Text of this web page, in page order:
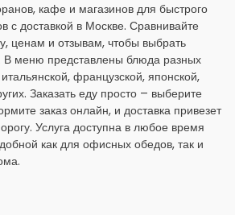
кафе и магазинов для быстрого
с доставкой в Москве. Сравнивайте
ценам и отзывам, чтобы выбрать
меню представлены блюда разных
французской, японской,
Заказать еду просто – выберите
заказ онлайн, и доставка привезет
Услуга доступна в любое время
как для офисных обедов, так и